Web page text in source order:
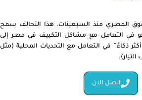
المصري منذ السبعينات. هذا التحالف سمح
في التعامل مع مشاكل التكييف في مصر إلى
ذكاءً” في التعامل مع التحديات المحلية (مثل
التيار).
اتصل الان